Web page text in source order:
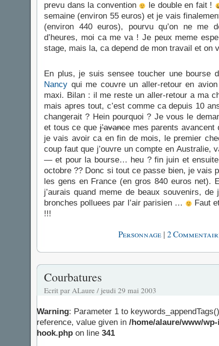
prevu dans la convention
le double en fait !
semaine (environ 55 euros) et je vais
(environ 440 euros), pourvu qu’on ne me
d’heures, moi ca me va ! Je peux meme
stage, mais la, ca depend de mon travail et on
En plus, je suis sensee toucher une bourse
Nancy qui me couvre un aller-retour en
maxi. Bilan : il me reste un aller-retour a ma
mais apres tout, c’est comme ca depuis 10
changerait ? Hein pourquoi ? Je vous le
et tous ce que j’avancemes parents avancent
je vais avoir ca en fin de mois, le premier
coup faut que j’ouvre un compte en Australie,
— et pour la bourse… heu ? fin juin et ensuite
octobre ?? Donc si tout ce passe bien, je vais
les gens en France (en gros 840 euros net).
j’aurais quand meme de beaux souvenirs,
bronches polluees par l’air parisien …
Faut
!!!
Personnage | 2
Courbatures
Ecrit par ALaure / jeudi 29 mai 2003
Warning: Parameter 1 to
reference, value given in /home/alaure/www/
hook.php on line 341